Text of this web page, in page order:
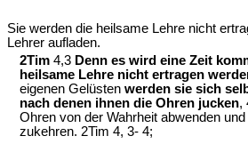
Sie werden die heilsame Lehre nicht
Lehrer aufladen.
2Tim 4,3 Denn es wird eine Zeit
heilsame Lehre nicht ertragen
eigenen Gelüsten werden sie sich
nach denen ihnen die Ohren jucken,
Ohren von der Wahrheit abwenden
zukehren. 2Tim 4, 3- 4;